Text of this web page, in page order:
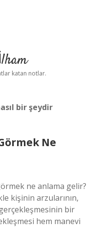
katan notlar.
bir şeydir
Ne
ne anlama gelir?
kişinin arzularının,
bir
hem manevi